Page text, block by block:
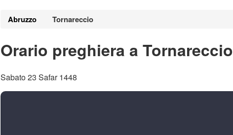
Abruzzo Tornareccio
Orario preghiera a Tornareccio
Sabato 23 Safar 1448